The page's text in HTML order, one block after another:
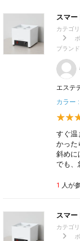
スマー
カテゴリ
ブランド
エステ
カラー
すぐ温
かった
斜めに
でも、
1 人が
スマー
カテゴリ